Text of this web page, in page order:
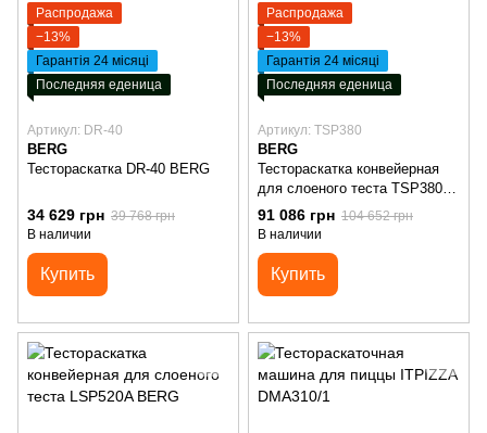
Распродажа
−13%
Гарантія 24 місяці
Последняя еденица
Артикул: DR-40
BERG
Тестораскатка DR-40 BERG
34 629 грн 39 768 грн
В наличии
Купить
Распродажа
−13%
Гарантія 24 місяці
Последняя еденица
Артикул: TSP380
BERG
Тестораскатка конвейерная
для слоеного теста TSP380
BERG
91 086 грн 104 652 грн
В наличии
Купить